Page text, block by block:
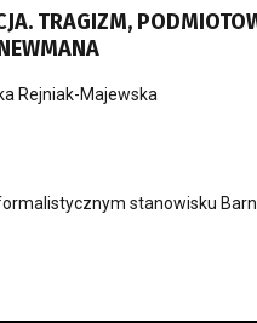
TRAGIZM,
Rejniak-Majewska
stanowisku